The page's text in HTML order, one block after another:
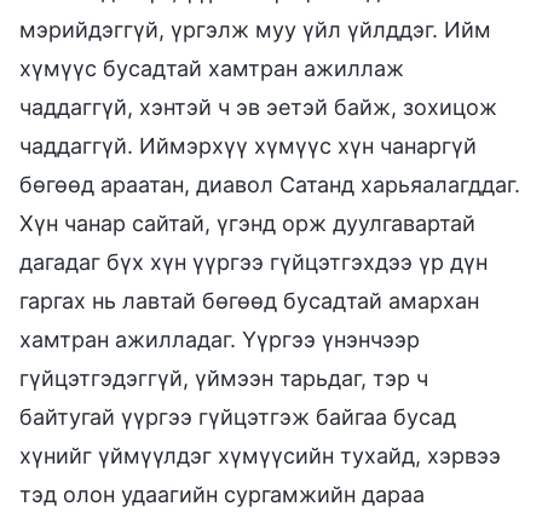
мэрийдэггүй, үргэлж муу үйл үйлддэг. Ийм
хүмүүс бусадтай хамтран ажиллаж
чаддаггүй, хэнтэй ч эв эетэй байж, зохицож
чаддаггүй. Иймэрхүү хүмүүс хүн чанаргүй
бөгөөд араатан, диавол Сатанд харьяалагддаг.
Хүн чанар сайтай, үгэнд орж дуулгавартай
дагадаг бүх хүн үүргээ гүйцэтгэхдээ үр дүн
гаргах нь лавтай бөгөөд бусадтай амархан
хамтран ажилладаг. Үүргээ үнэнчээр
гүйцэтгэдэггүй, үймээн тарьдаг, тэр ч
байтугай үүргээ гүйцэтгэж байгаа бусад
хүнийг үймүүлдэг хүмүүсийн тухайд, хэрвээ
тэд олон удаагийн сургамжийн дараа